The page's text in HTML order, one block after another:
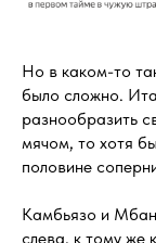
Но в каком-то
было сложно.
разнообразить
мячом, то хотя
половине
Камбьязо и
слева, к тому же